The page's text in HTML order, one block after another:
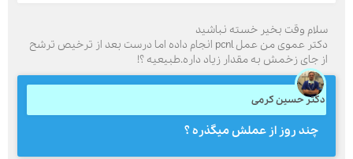
سلام وقت بخیر خسته نباشید
دکتر عموی من عمل pcnl انجام داده اما درست بعد از ترخیص ترشح
از جای زخمش به مقدار زیاد داره.طبیعیه ؟!
دکتر حسین کرمی
چند روز از عملش میگذره ؟